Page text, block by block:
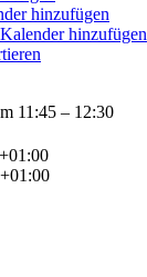
hinzufügen
hinzufügen
11:45 – 12:30